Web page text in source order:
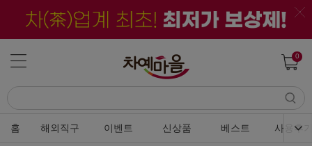
0
홈 해외직구 이벤트 신상품 베스트 사용후